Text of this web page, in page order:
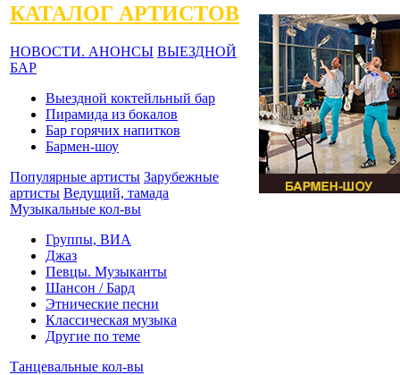
КАТАЛОГ АРТИСТОВ
НОВОСТИ. АНОНСЫ ВЫЕЗДНОЙ
БАР
Выездной коктейльный бар
Пирамида из бокалов
Бар горячих напитков
Бармен-шоу
Популярные артисты Зарубежные
артисты Ведущий, тамада
Музыкальные кол-вы
Группы, ВИА
Джаз
Певцы. Музыканты
Шансон / Бард
Этнические песни
Классическая музыка
Другие по теме
Танцевальные кол-вы